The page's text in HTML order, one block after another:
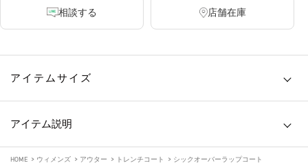
相談する 店舗在庫
アイテムサイズ
アイテム説明
HOME > ウィメンズ > アウター > トレンチコート > シックオーバーラップコート